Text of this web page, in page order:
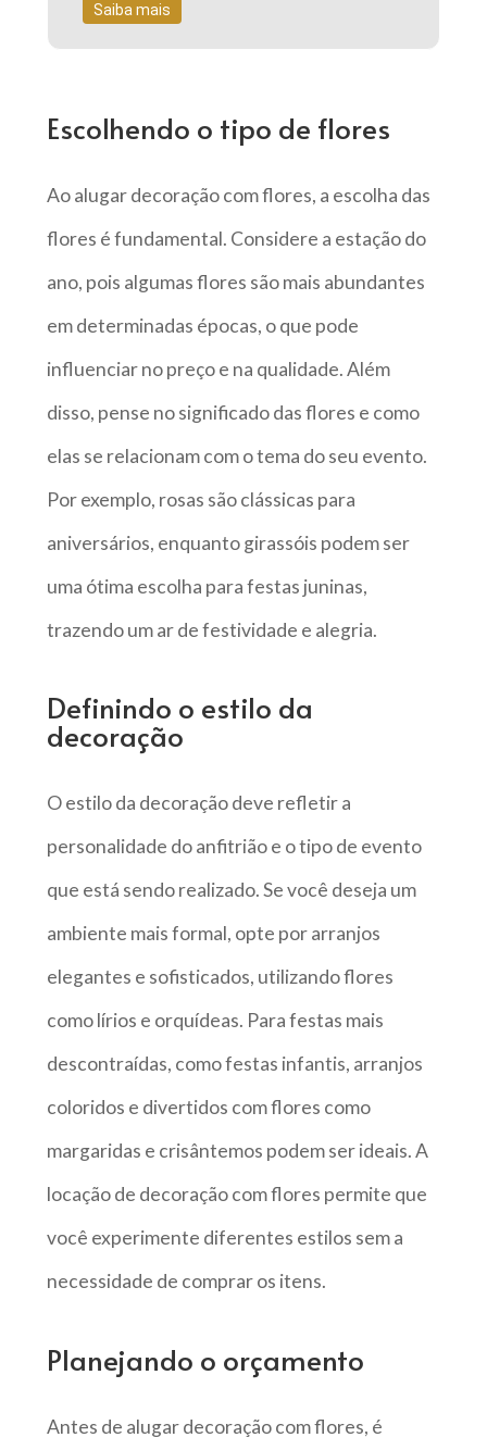
Saiba mais
Escolhendo o tipo de flores
Ao alugar decoração com flores, a escolha das
flores é fundamental. Considere a estação do
ano, pois algumas flores são mais abundantes
em determinadas épocas, o que pode
influenciar no preço e na qualidade. Além
disso, pense no significado das flores e como
elas se relacionam com o tema do seu evento.
Por exemplo, rosas são clássicas para
aniversários, enquanto girassóis podem ser
uma ótima escolha para festas juninas,
trazendo um ar de festividade e alegria.
Definindo o estilo da
decoração
O estilo da decoração deve refletir a
personalidade do anfitrião e o tipo de evento
que está sendo realizado. Se você deseja um
ambiente mais formal, opte por arranjos
elegantes e sofisticados, utilizando flores
como lírios e orquídeas. Para festas mais
descontraídas, como festas infantis, arranjos
coloridos e divertidos com flores como
margaridas e crisântemos podem ser ideais. A
locação de decoração com flores permite que
você experimente diferentes estilos sem a
necessidade de comprar os itens.
Planejando o orçamento
Antes de alugar decoração com flores, é